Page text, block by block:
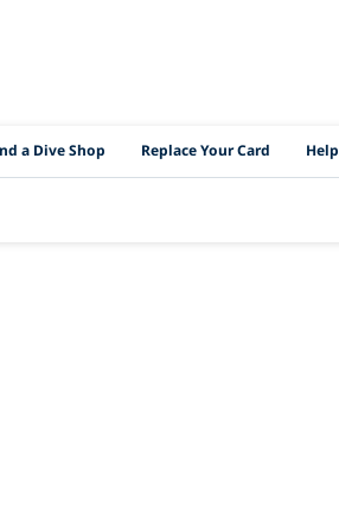
Location Links
a Dive Shop Replace Your Card Help